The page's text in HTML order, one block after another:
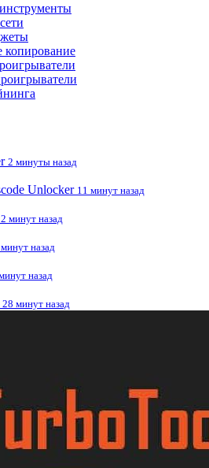
копирование
2 минуты назад
Unlocker 11 минут назад
минут назад
назад
назад
28 минут назад